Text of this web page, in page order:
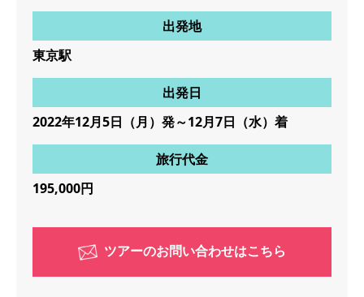
出発地
東京駅
出発日
2022年12月5日（月）発～12月7日（水）着
旅行代金
195,000円
ツアーのお問い合わせはこちら